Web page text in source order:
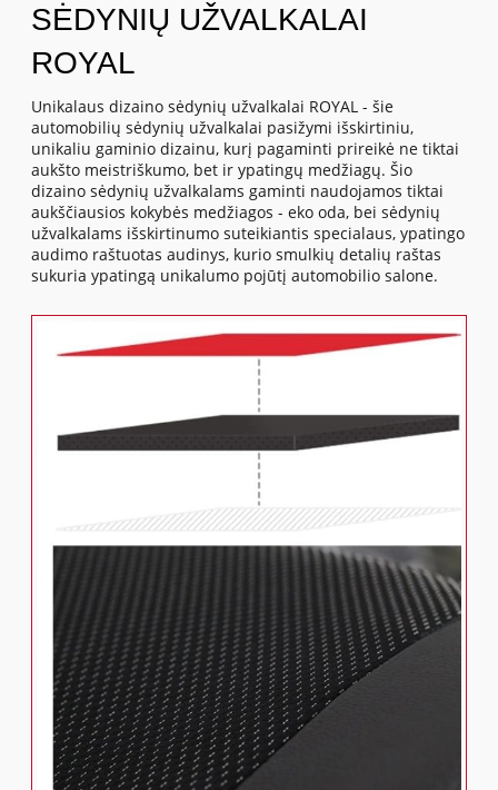
SĖDYNIŲ UŽVALKALAI
ROYAL
Unikalaus dizaino sėdynių užvalkalai ROYAL - šie
automobilių sėdynių užvalkalai pasižymi išskirtiniu,
unikaliu gaminio dizainu, kurį pagaminti prireikė ne tiktai
aukšto meistriškumo, bet ir ypatingų medžiagų. Šio
dizaino sėdynių užvalkalams gaminti naudojamos tiktai
aukščiausios kokybės medžiagos - eko oda, bei sėdynių
užvalkalams išskirtinumo suteikiantis specialaus, ypatingo
audimo raštuotas audinys, kurio smulkių detalių raštas
sukuria ypatingą unikalumo pojūtį automobilio salone.